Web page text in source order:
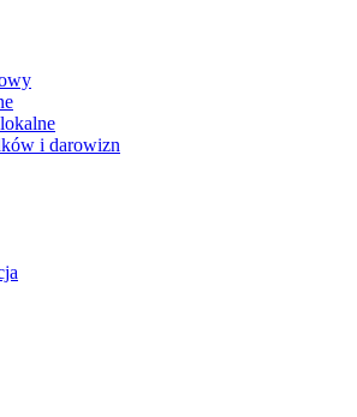
i darowizn
się w nowej karcie